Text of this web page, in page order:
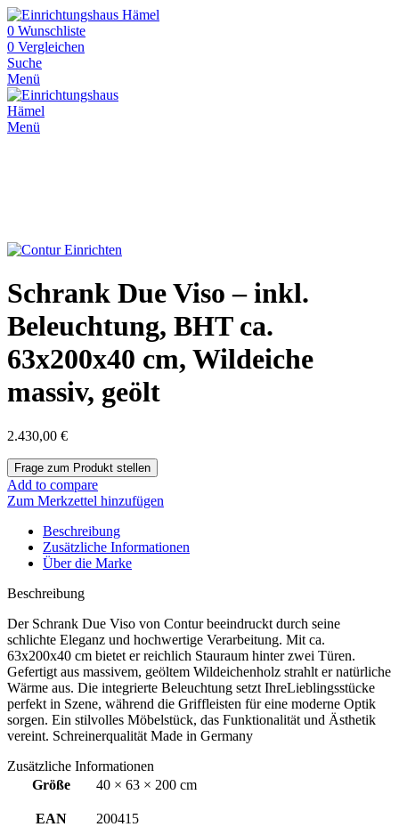
0 Wunschliste
0 Vergleichen
Suche
Menü
Menü
Schrank Due Viso – inkl.
Beleuchtung, BHT ca.
63x200x40 cm, Wildeiche
massiv, geölt
2.430,00 €
Add to compare
Zum Merkzettel hinzufügen
Beschreibung
Zusätzliche Informationen
Über die Marke
Beschreibung
Der Schrank Due Viso von Contur beeindruckt durch seine
schlichte Eleganz und hochwertige Verarbeitung. Mit ca.
63x200x40 cm bietet er reichlich Stauraum hinter zwei Türen.
Gefertigt aus massivem, geöltem Wildeichenholz strahlt er natürliche
Wärme aus. Die integrierte Beleuchtung setzt IhreLieblingsstücke
perfekt in Szene, während die Griffleisten für eine moderne Optik
sorgen. Ein stilvolles Möbelstück, das Funktionalität und Ästhetik
vereint. Schreinerqualität Made in Germany
Zusätzliche Informationen
Größe
40 × 63 × 200 cm
EAN 200415